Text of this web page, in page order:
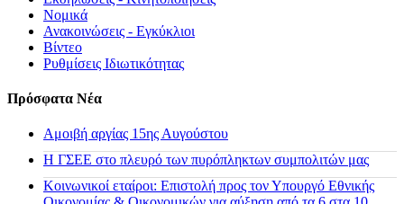
Νομικά
Ανακοινώσεις - Εγκύκλιοι
Βίντεο
Ρυθμίσεις Ιδιωτικότητας
Πρόσφατα Νέα
Αμοιβή αργίας 15ης Αυγούστου
H ΓΣΕΕ στο πλευρό των πυρόπληκτων συμπολιτών μας
Κοινωνικοί εταίροι: Επιστολή προς τον Υπουργό Εθνικής